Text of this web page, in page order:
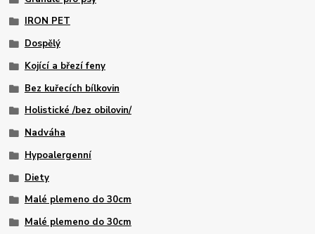
IRON PET
Dospělý
Kojící a březí feny
Bez kuřecích bílkovin
Holistické /bez obilovin/
Nadváha
Hypoalergenní
Diety
Malé plemeno do 30cm
Malé plemeno do 30cm